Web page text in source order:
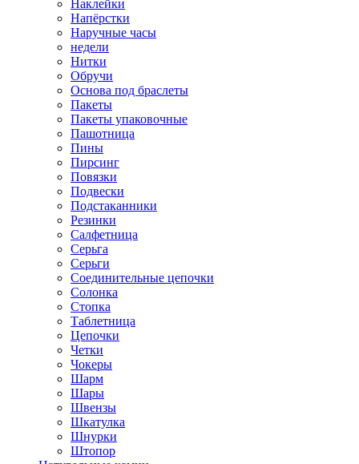
Наклейки
Напёрстки
Наручные часы
недели
Нитки
Обручи
Основа под браслеты
Пакеты
Пакеты упаковочные
Пашотница
Пины
Пирсинг
Повязки
Подвески
Подстаканники
Резинки
Салфетница
Серьга
Серьги
Соединительные цепочки
Солонка
Стопка
Таблетница
Цепочки
Четки
Чокеры
Шарм
Шары
Швензы
Шкатулка
Шнурки
Штопор